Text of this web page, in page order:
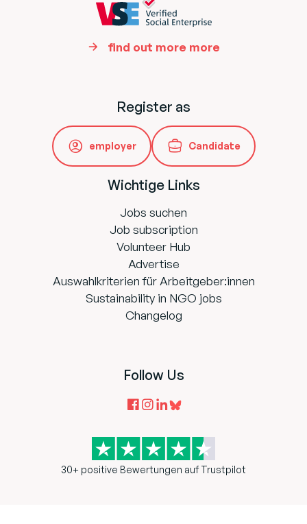
find out more more
Register as
employer Candidate
Wichtige Links
Jobs suchen
Job subscription
Volunteer Hub
Advertise
Auswahlkriterien für Arbeitgeber:innen
Sustainability in NGO jobs
Changelog
Follow Us
30+ positive Bewertungen auf Trustpilot